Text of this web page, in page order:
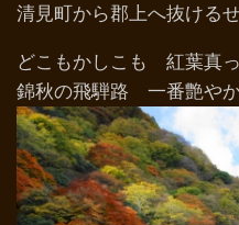
清見町から郡上へ抜ける
どこもかしこも 紅葉真っ
錦秋の飛騨路 一番艶やか